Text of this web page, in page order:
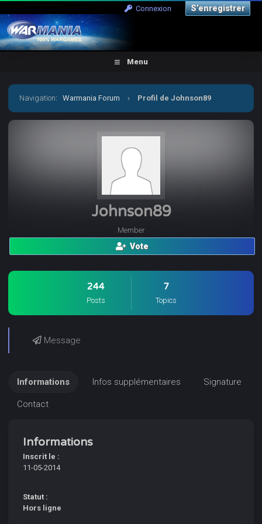
Connexion S’enregistrer
Menu
Navigation:Warmania Forum › Profil de Johnson89
Johnson89
Member
Vote
244
Posts
7
Topics
Message
Informations Infos supplémentaires Signature
Contact
Informations
Inscrit le :
11-05-2014
Statut :
Hors ligne